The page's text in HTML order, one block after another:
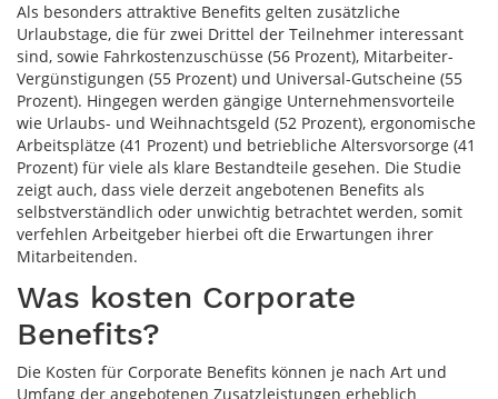
Als besonders attraktive Benefits gelten zusätzliche
Urlaubstage, die für zwei Drittel der Teilnehmer interessant
sind, sowie Fahrkostenzuschüsse (56 Prozent), Mitarbeiter-
Vergünstigungen (55 Prozent) und Universal-Gutscheine (55
Prozent). Hingegen werden gängige Unternehmensvorteile
wie Urlaubs- und Weihnachtsgeld (52 Prozent), ergonomische
Arbeitsplätze (41 Prozent) und betriebliche Altersvorsorge (41
Prozent) für viele als klare Bestandteile gesehen. Die Studie
zeigt auch, dass viele derzeit angebotenen Benefits als
selbstverständlich oder unwichtig betrachtet werden, somit
verfehlen Arbeitgeber hierbei oft die Erwartungen ihrer
Mitarbeitenden.
Was kosten Corporate
Benefits?
Die Kosten für Corporate Benefits können je nach Art und
Umfang der angebotenen Zusatzleistungen erheblich